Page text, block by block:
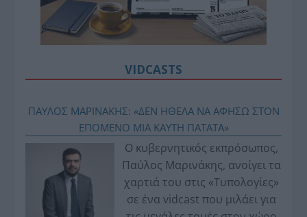
VIDCASTS
ΠΑΥΛΟΣ ΜΑΡΙΝΑΚΗΣ: «ΔΕΝ ΗΘΕΛΑ ΝΑ ΑΦΗΣΩ ΣΤΟΝ
ΕΠΟΜΕΝΟ ΜΙΑ ΚΑΥΤΗ ΠΑΤΑΤΑ»
Ο κυβερνητικός εκπρόσωπος,
Παύλος Μαρινάκης, ανοίγει τα
χαρτιά του στις «Τυπολογίες»
σε ένα vidcast που μιλάει για